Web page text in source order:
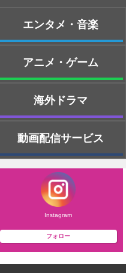
エンタメ・音楽
アニメ・ゲーム
海外ドラマ
動画配信サービス
Instagram
フォロー